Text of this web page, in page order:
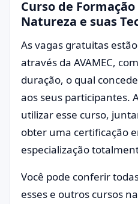
Curso de
Natureza e suas
As vagas gratuitas
através da AVAMEC,
duração, o qual
aos seus participantes.
utilizar esse curso,
obter uma certificação
especialização
Você pode conferir
esses e outros cursos